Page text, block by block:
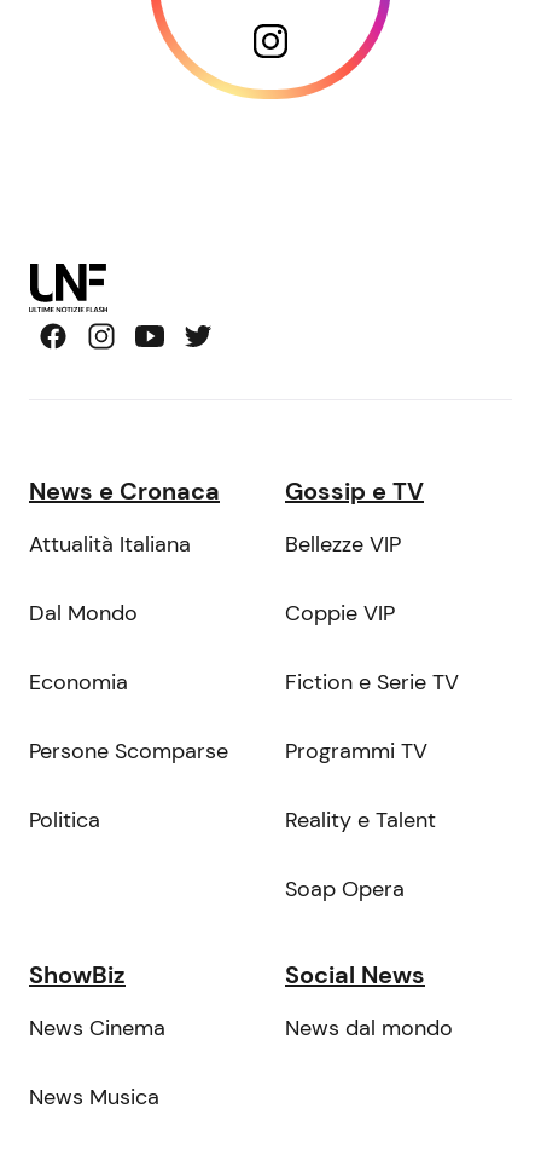
News e Cronaca
Attualità Italiana
Dal Mondo
Economia
Persone Scomparse
Politica
Gossip e TV
Bellezze VIP
Coppie VIP
Fiction e Serie TV
Programmi TV
Reality e Talent
Soap Opera
ShowBiz
News Cinema
News Musica
Social News
News dal mondo